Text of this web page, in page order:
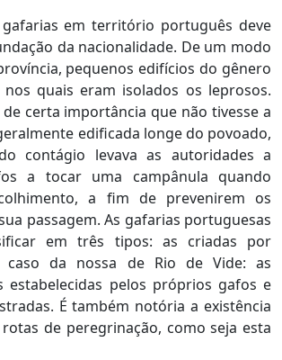
em território português deve
da nacionalidade. De um modo
pequenos edifícios do gênero
quais eram isolados os leprosos.
certa importância que não tivesse a
edificada longe do povoado,
contágio levava as autoridades a
a tocar uma campânula quando
a fim de prevenirem os
passagem. As gafarias portuguesas
em três tipos: as criadas por
caso da nossa de Rio de Vide: as
estabelecidas pelos próprios gafos e
É também notória a existência
de peregrinação, como seja esta